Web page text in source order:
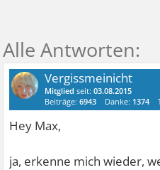
Vergissmeinicht
Mitglied seit:03.08.2015
Beiträge:6943 Danke: 1374
Hey Max,
ja, erkenne mich wieder,